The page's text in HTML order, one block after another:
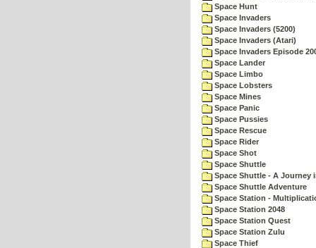
Space Hunt
Space Invaders
Space Invaders (5200)
Space Invaders (Atari)
Space Invaders Episode
Space Lander
Space Limbo
Space Lobsters
Space Mines
Space Panic
Space Pussies
Space Rescue
Space Rider
Space Shot
Space Shuttle
Space Shuttle - A Journey
Space Shuttle Adventure
Space Station -
Space Station 2048
Space Station Quest
Space Station Zulu
Space Thief